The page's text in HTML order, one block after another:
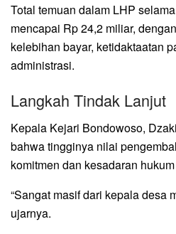
Total temuan dalam LHP
mencapai Rp 24,2 miliar,
kelebihan bayar, ketidaktaatan
administrasi.
Langkah Tindak Lanjut
Kepala Kejari Bondowoso,
bahwa tingginya nilai
komitmen dan kesadaran
“Sangat masif dari kepala desa
ujarnya.